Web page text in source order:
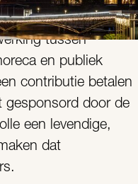
tussen
en publiek
contributie betalen
gesponsord door de
een levendige,
dat